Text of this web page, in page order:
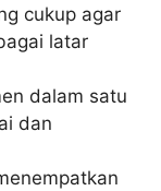
cukup agar
latar
dalam satu
dan